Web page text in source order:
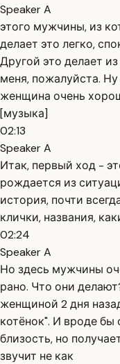
Speaker A
этого мужчины, из
делает это легко,
Другой это делает
меня, пожалуйста.
женщина очень
[музыка]
02:13
Speaker A
Итак, первый ход -
рождается из
история, почти
клички, названия,
02:24
Speaker A
Но здесь мужчины
рано. Что они
женщиной 2 дня
котёнок". И вроде бы
близость, но
звучит не как